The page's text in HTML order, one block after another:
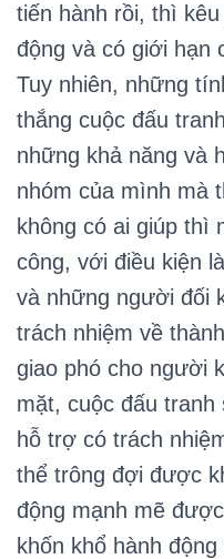
tiến hành rồi, thì
động và có giới hạn
Tuy nhiên, những
thắng cuộc đấu
những khả năng và
nhóm của mình mà
không có ai giúp thì
công, với điều kiện
và những người đối
trách nhiệm về
giao phó cho người
mặt, cuộc đấu
hỗ trợ có trách
thể trông đợi được
động mạnh mẽ
khốn khổ hành